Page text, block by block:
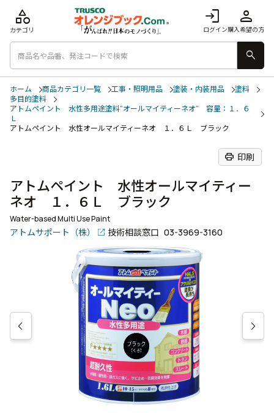
login
ログイン
person
購入希望の方
category
カテゴリ
search
ホーム 商品カテゴリ一覧 工事・照明用品 塗装・内装用品
塗料
多目的塗料
アトムペイント 水性多用途塗料“オールマイティーネオ” 容量：１．６
Ｌ
アトムペイント 水性オールマイティーネオ １．６Ｌ ブラック
print 印刷
アトムペイント 水性オールマイティー
ネオ １．６Ｌ ブラック
Water-based Multi Use Paint
アトムサポート（株） 技術相談窓口 03-3969-3160